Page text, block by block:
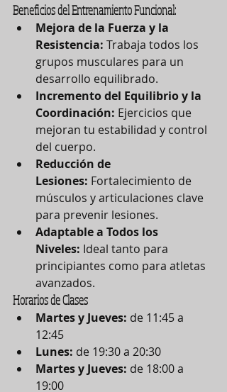
Beneficios del Entrenamiento Funcional:
Mejora de la Fuerza y la
Resistencia: Trabaja todos los
grupos musculares para un
desarrollo equilibrado.
Incremento del Equilibrio y la
Coordinación: Ejercicios que
mejoran tu estabilidad y control
del cuerpo.
Reducción de
Lesiones: Fortalecimiento de
músculos y articulaciones clave
para prevenir lesiones.
Adaptable a Todos los
Niveles: Ideal tanto para
principiantes como para atletas
avanzados.
Horarios de Clases
Martes y Jueves: de 11:45 a
12:45
Lunes: de 19:30 a 20:30
Martes y Jueves: de 18:00 a
19:00